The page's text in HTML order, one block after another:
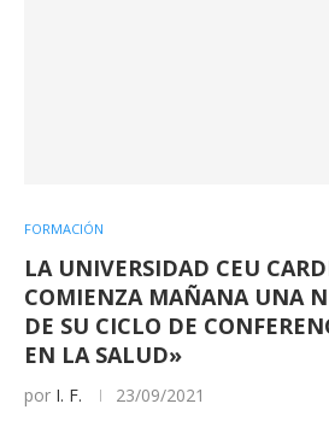
FORMACIÓN
LA UNIVERSIDAD CEU
COMIENZA MAÑANA UNA
DE SU CICLO DE
EN LA SALUD»
por I. F. 23/09/2021